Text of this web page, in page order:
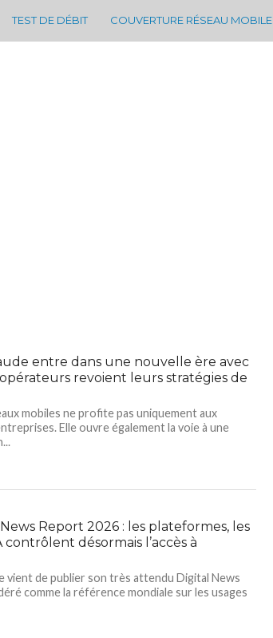
TEST DE DÉBIT COUVERTURE RÉSEAU MOBILE
entre dans une nouvelle ère avec
opérateurs revoient leurs stratégies de
mobiles ne profite pas uniquement aux
Elle ouvre également la voie à une
Report 2026 : les plateformes, les
contrôlent désormais l’accès à
vient de publier son très attendu Digital News
comme la référence mondiale sur les usages